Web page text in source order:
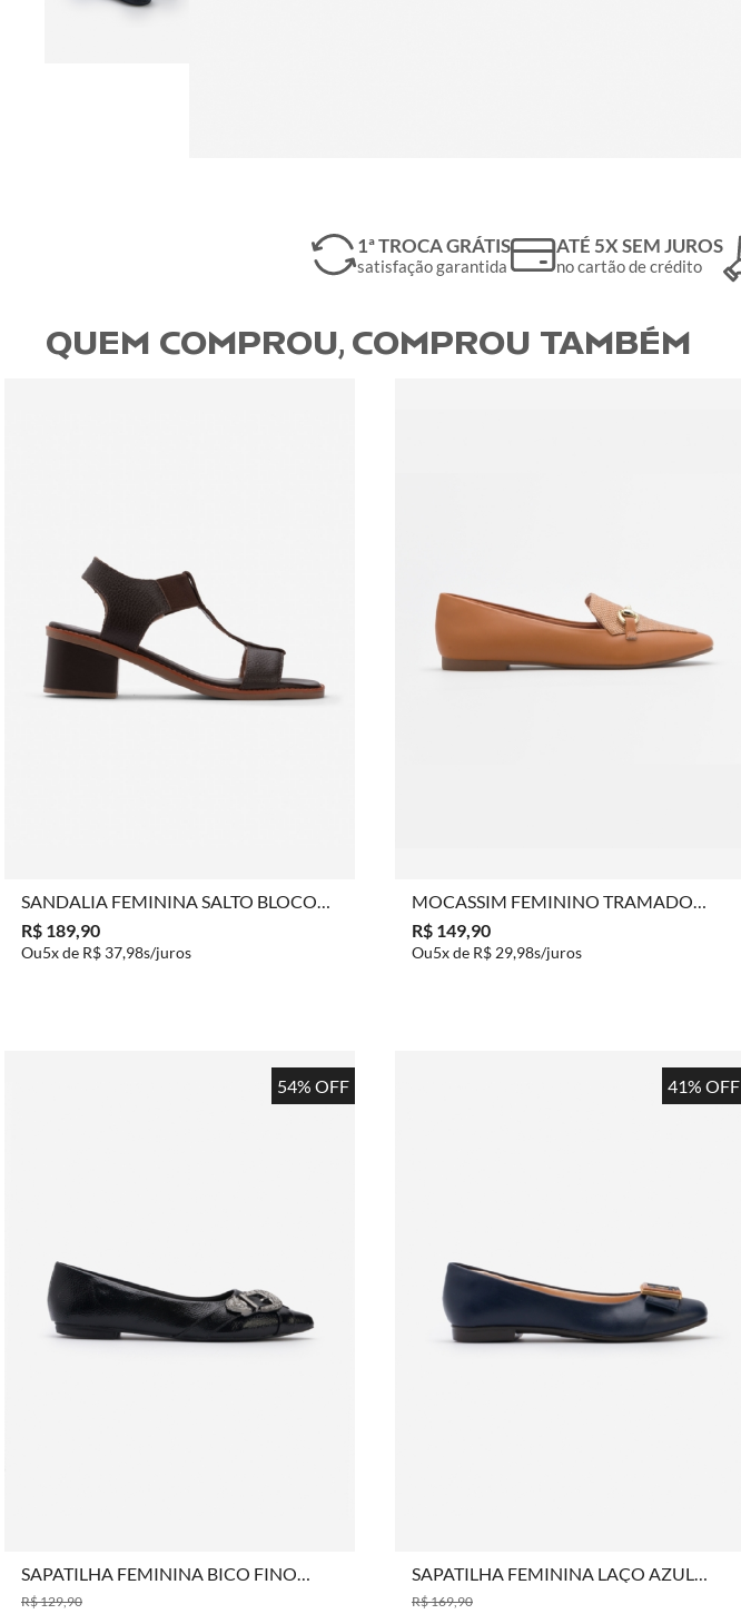
1ª TROCA GRÁTIS
satisfação garantida
ATÉ 5X SEM JUROS
no cartão de crédito
QUEM COMPROU, COMPROU TAMBÉM​
SANDALIA FEMININA SALTO BLOCO
CONFORT COURO
R$ 189,90
5x de R$ 37,98
MOCASSIM FEMININO TRAMADO
COM FIVELA
R$ 149,90
5x de R$ 29,98
54% OFF
SAPATILHA FEMININA BICO FINO
COM FIVELA
R$ 129,90
41% OFF
SAPATILHA FEMININA LAÇO AZUL
MARINHO
R$ 169,90